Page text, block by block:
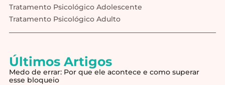
Tratamento Psicológico Adolescente
Tratamento Psicológico Adulto
Últimos Artigos
Medo de errar: Por que ele acontece e como superar
esse bloqueio